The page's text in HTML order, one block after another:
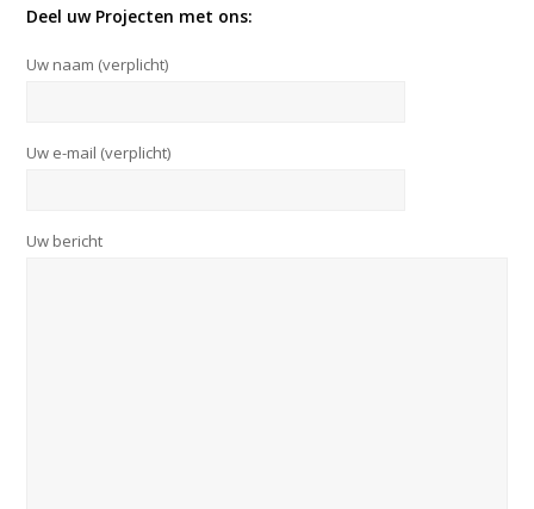
Deel uw Projecten met ons:
Uw naam (verplicht)
Uw e-mail (verplicht)
Uw bericht